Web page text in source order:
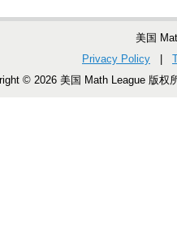
美国
Privacy Policy
© 2026 美国 Math League 版